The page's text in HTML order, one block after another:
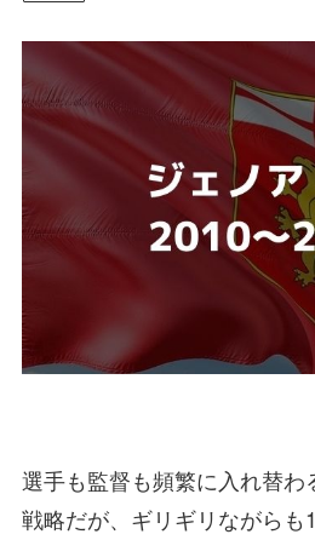
選手も監督も頻繁に入れ替わ
戦略だが、ギリギリながら